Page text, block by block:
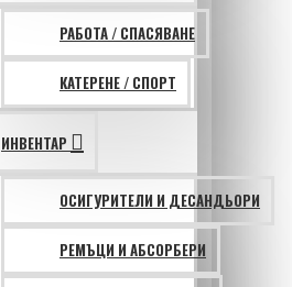
РАБОТА / СПАСЯВАНЕ
КАТЕРЕНЕ / СПОРТ
ИНВЕНТАР
ОСИГУРИТЕЛИ И ДЕСАНДЬОРИ
РЕМЪЦИ И АБСОРБЕРИ